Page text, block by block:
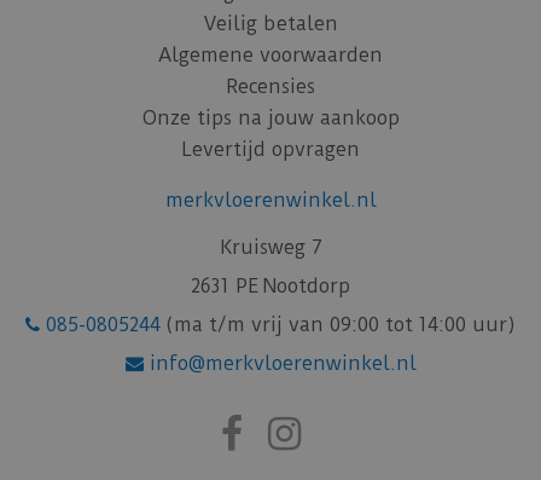
Veilig betalen
Algemene voorwaarden
Recensies
Onze tips na jouw aankoop
Levertijd opvragen
merkvloerenwinkel.nl
Kruisweg 7
2631 PE Nootdorp
085-0805244 (ma t/m vrij van 09:00 tot 14:00 uur)
info@merkvloerenwinkel.nl